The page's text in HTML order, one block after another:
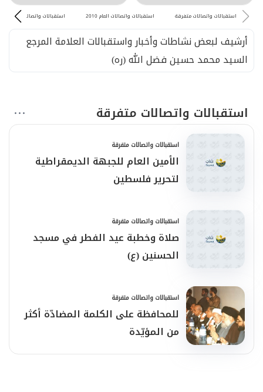
استقبالات واتصالات متفرقة استقبالات واتصالات العام 2010 استقبالات واتصالات العام 2009
أرشيف لبعض نشاطات وأخبار واستقبالات العلامة المرجع
السيد محمد حسين فضل الله (ره)
استقبالات واتصالات متفرقة
استقبالات واتصالات متفرقة
الأمين العام للجبهة الديمقراطية
لتحرير فلسطين
استقبالات واتصالات متفرقة
صلاة وخطبة عيد الفطر في مسجد
الحسنين (ع)
استقبالات واتصالات متفرقة
للمحافظة على الكلمة المضادّة أكثر
من المؤيّدة